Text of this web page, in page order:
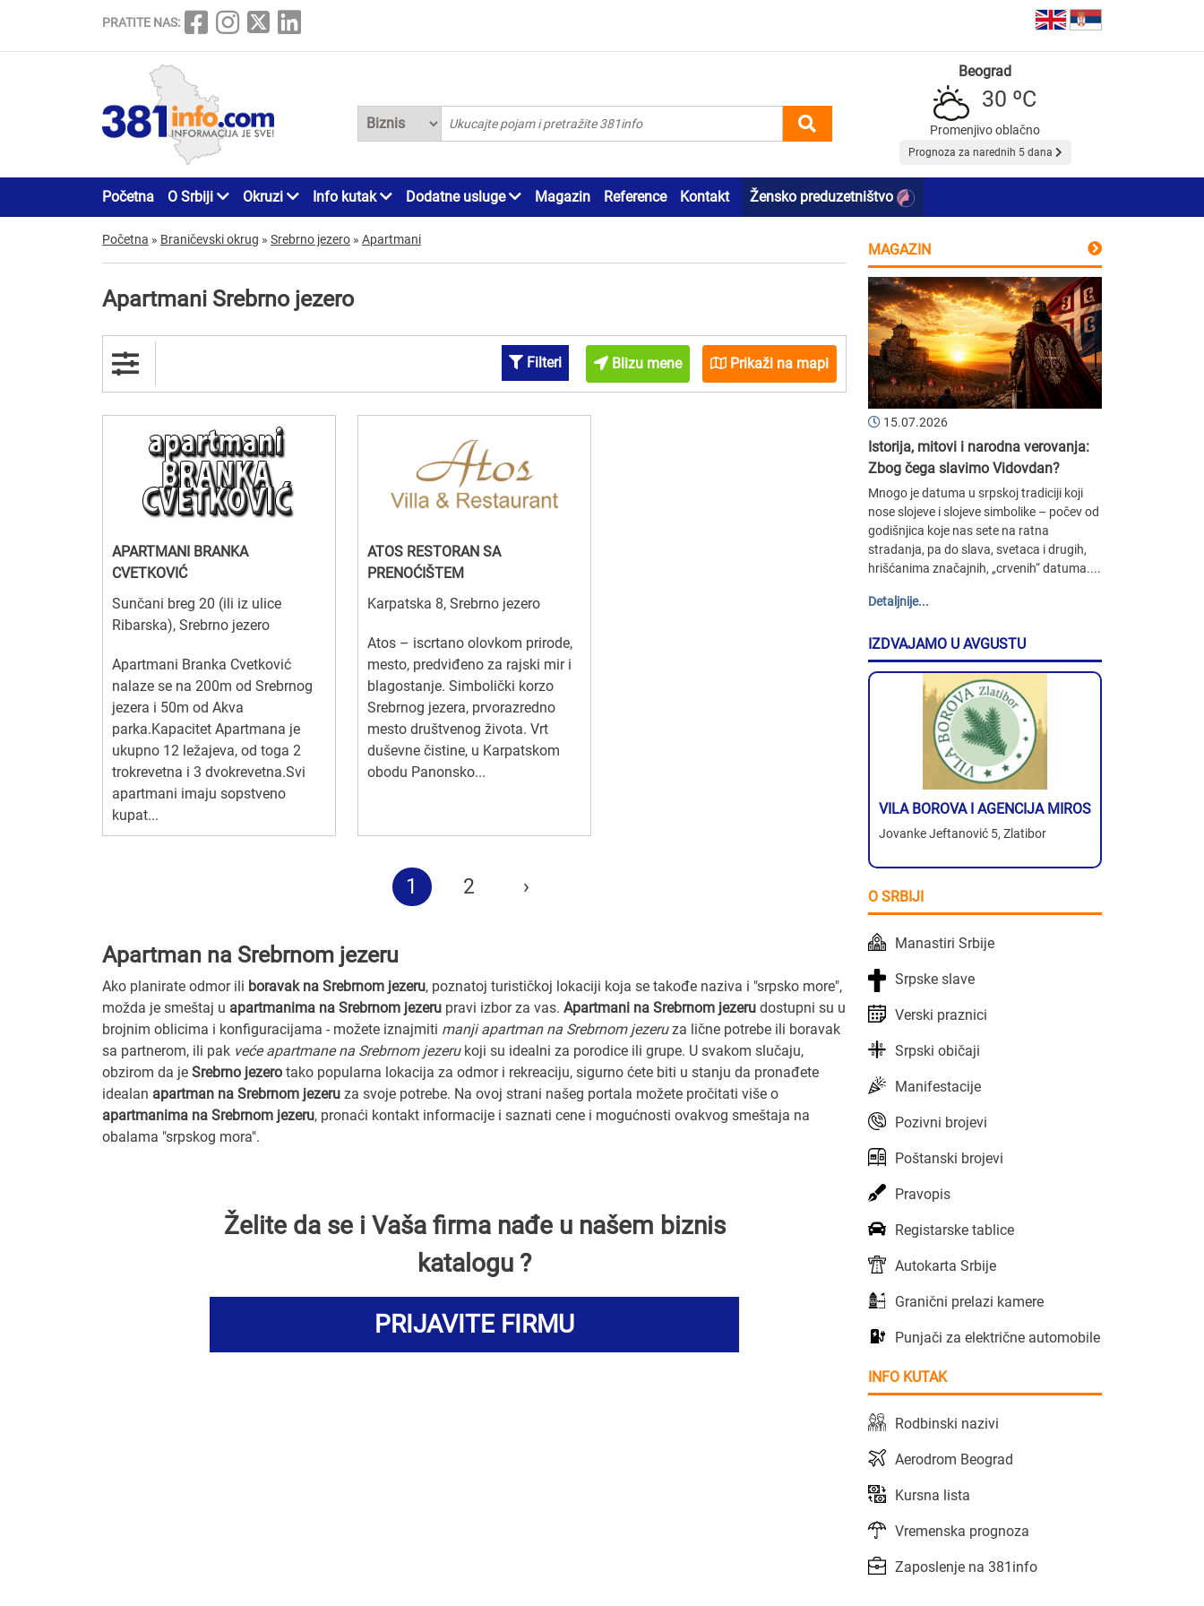
PRATITE NAS:
Beograd
30 ºC
Promenjivo oblačno
Prognoza za narednih 5 dana
Početna O Srbiji Okruzi Info kutak Dodatne usluge Magazin Reference Kontakt Žensko preduzetništvo
Početna » Braničevski okrug » Srebrno jezero » Apartmani
Apartmani Srebrno jezero
Filteri Blizu mene Prikaži na mapi
APARTMANI BRANKA
CVETKOVIĆ
Sunčani breg 20 (ili iz ulice
Ribarska), Srebrno jezero
Apartmani Branka Cvetković
nalaze se na 200m od Srebrnog
jezera i 50m od Akva
parka.Kapacitet Apartmana je
ukupno 12 ležajeva, od toga 2
trokrevetna i 3 dvokrevetna.Svi
apartmani imaju sopstveno
kupat...
ATOS RESTORAN SA
PRENOĆIŠTEM
Karpatska 8, Srebrno jezero
Atos – iscrtano olovkom prirode,
mesto, predviđeno za rajski mir i
blagostanje. Simbolički korzo
Srebrnog jezera, prvorazredno
mesto društvenog života. Vrt
duševne čistine, u Karpatskom
obodu Panonsko...
1 2 ›
Apartman na Srebrnom jezeru
Ako planirate odmor ili boravak na Srebrnom jezeru, poznatoj turističkoj lokaciji koja se takođe naziva i "srpsko more",
možda je smeštaj u apartmanima na Srebrnom jezeru pravi izbor za vas. Apartmani na Srebrnom jezeru dostupni su u
brojnim oblicima i konfiguracijama - možete iznajmiti manji apartman na Srebrnom jezeruza lične potrebe ili boravak
sa partnerom, ili pak veće apartmane na Srebrnom jezerukoji su idealni za porodice ili grupe. U svakom slučaju,
obzirom da je Srebrno jezero tako popularna lokacija za odmor i rekreaciju, sigurno ćete biti u stanju da pronađete
idealan apartman na Srebrnom jezeru za svoje potrebe. Na ovoj strani našeg portala možete pročitati više o
apartmanima na Srebrnom jezeru, pronaći kontakt informacije i saznati cene i mogućnosti ovakvog smeštaja na
obalama "srpskog mora".
Želite da se i Vaša firma nađe u našem biznis
katalogu ?
PRIJAVITE FIRMU
MAGAZIN
15.07.2026
Istorija, mitovi i narodna verovanja:
Zbog čega slavimo Vidovdan?
Mnogo je datuma u srpskoj tradiciji koji
nose slojeve i slojeve simbolike – počev od
godišnjica koje nas sete na ratna
stradanja, pa do slava, svetaca i drugih,
hrišćanima značajnih, „crvenih“ datuma....
Detaljnije...
IZDVAJAMO U AVGUSTU
VILA BOROVA I AGENCIJA MIROS
Jovanke Jeftanović 5, Zlatibor
O SRBIJI
Manastiri Srbije
Srpske slave
Verski praznici
Srpski običaji
Manifestacije
Pozivni brojevi
Poštanski brojevi
Pravopis
Registarske tablice
Autokarta Srbije
Granični prelazi kamere
Punjači za električne automobile
INFO KUTAK
Rodbinski nazivi
Aerodrom Beograd
Kursna lista
Vremenska prognoza
Zaposlenje na 381info